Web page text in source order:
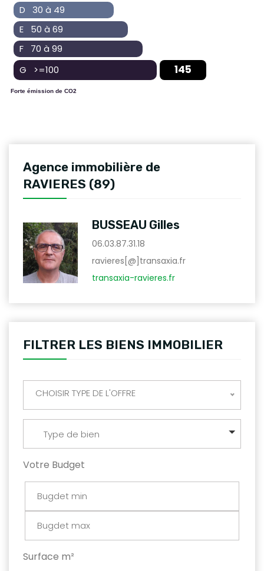
D 30 à 49
E 50 à 69
F 70 à 99
G >=100
145
Forte émission de CO2
Agence immobilière de
RAVIERES (89)
BUSSEAU Gilles
06.03.87.31.18
ravieres[@]transaxia.fr
transaxia-ravieres.fr
FILTRER LES BIENS IMMOBILIER
CHOISIR TYPE DE L'OFFRE
Type de bien
Votre Budget
Surface m²